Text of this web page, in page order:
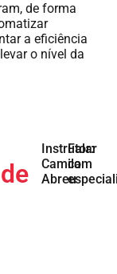
de forma
a eficiência
o nível da
Instrutor:
Camila
Abreu
Falar
com